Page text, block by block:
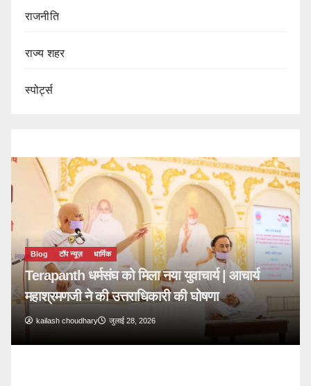
राजनीति
राज्य शहर
स्पोर्ट्स
को मिला नया युवाचार्य | आचार्य
की घोषणा
जुलाई 28, 2026